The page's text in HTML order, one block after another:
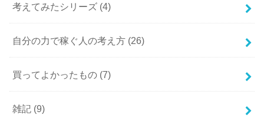
考えてみたシリーズ (4)
自分の力で稼ぐ人の考え方 (26)
買ってよかったもの (7)
雑記 (9)